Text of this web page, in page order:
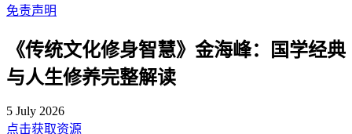
免责声明
《传统文化修身智慧》金海峰：国学经典
与人生修养完整解读
5 July 2026
点击获取资源